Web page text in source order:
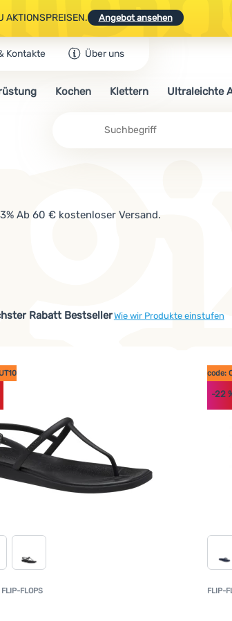
AKTIONSPREISEN. Angebot ansehen
CODE OUT10 NUTZEN.
AKTIONSPREISEN. Angebot ansehen
Kontakte Über uns
Kochen Klettern Ultraleichte
Ab 60 € kostenloser Versand.
Rabatt BestsellerWie wir Produkte einstufen
FLOPS FLIP-
code:
-22